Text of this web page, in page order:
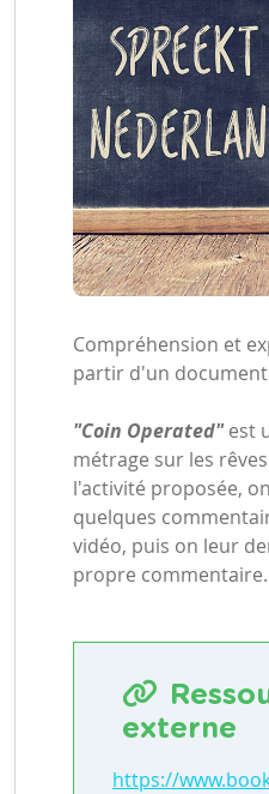
Compréhension et
partir d'un
"Coin Operated"est
métrage sur les
l'activité proposée,
quelques
vidéo, puis on leur
propre commentaire.
externe
https://